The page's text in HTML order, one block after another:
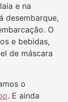
e na
desembarque,
O
e bebidas,
de máscara
o
. E ainda